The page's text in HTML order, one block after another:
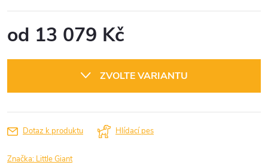
od 13 079 Kč
ZVOLTE VARIANTU
Dotaz k produktu Hlídací pes
Značka: Little Giant